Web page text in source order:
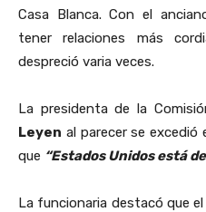
Casa Blanca. Con el
tener relaciones más
despreció varia veces.
La presidenta de la
Leyen al parecer se excedió
que “Estados Unidos está
La funcionaria destacó que